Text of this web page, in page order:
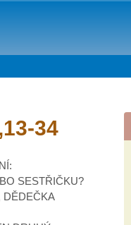
34
SESTŘIČKU?
DĚDEČKA